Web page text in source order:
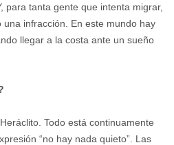
para tanta gente que intenta migrar,
infracción. En este mundo hay
llegar a la costa ante un sueño
Todo está continuamente
“no hay nada quieto”. Las